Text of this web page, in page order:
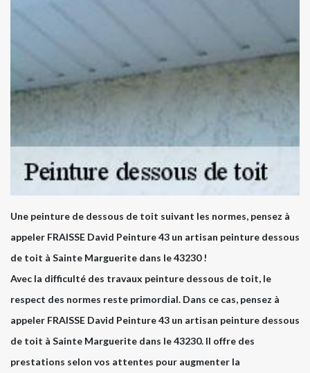
Une peinture de dessous de toit suivant les normes, pensez à
appeler FRAISSE David Peinture 43 un artisan peinture dessous
de toit à Sainte Marguerite dans le 43230 !
Avec la difficulté des travaux peinture dessous de toit, le
respect des normes reste primordial. Dans ce cas, pensez à
appeler FRAISSE David Peinture 43 un artisan peinture dessous
de toit à Sainte Marguerite dans le 43230. Il offre des
prestations selon vos attentes pour augmenter la